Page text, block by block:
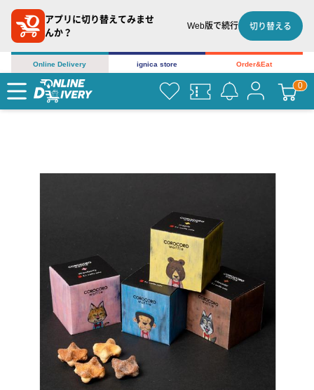
アプリに切り替えてみませ
んか？
Web版で続行 切り替える
Online Delivery ignica store Order&Eat